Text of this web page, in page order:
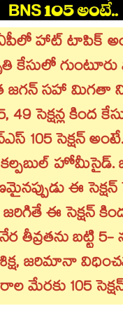
హాట్ టాపిక్
కేసులో
జగన్ సహా మిగతా
49 సెక్షన్ల కింద
105 సెక్షన్
హోమీసైడ్.
ఈ
ఈ సెక్షన్
తీవ్రతను బట్టి 5-
జరిమానా
మేరకు 105